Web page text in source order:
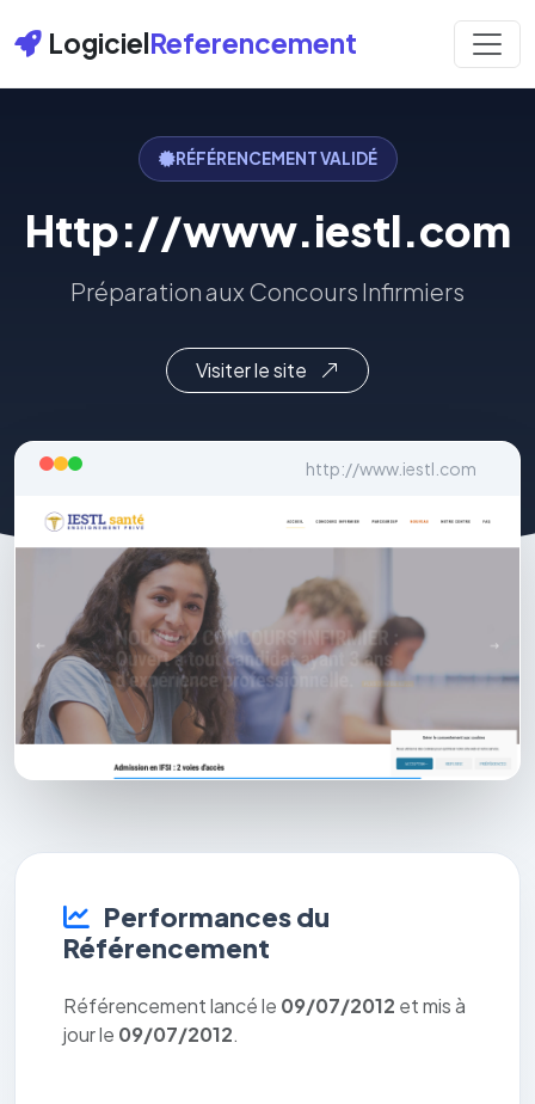
LogicielReferencement
RÉFÉRENCEMENT VALIDÉ
Http://www.iestl.com
Préparation aux Concours Infirmiers
Visiter le site
http://www.iestl.com
Performances du
Référencement
Référencement lancé le 09/07/2012 et mis à
jour le 09/07/2012.